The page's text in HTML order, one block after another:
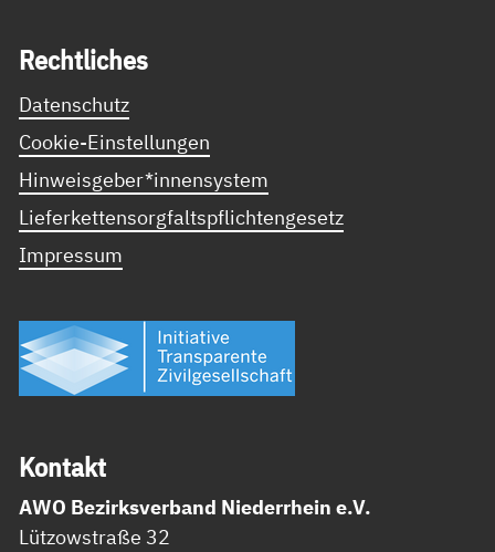
Recht­li­ches
Datenschutz
Cookie-Einstellungen
Hinweisgeber*innensystem
Lieferkettensorgfaltspflichtengesetz
Impressum
Kon­takt
AWO Bezirksverband Niederrhein e.V.
Lützowstraße 32